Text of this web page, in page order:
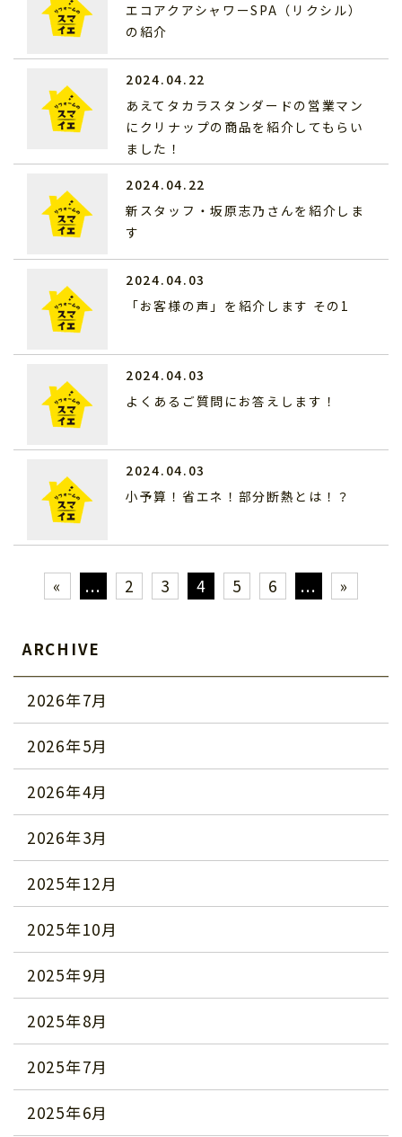
エコアクアシャワーSPA（リクシル）
の紹介
2024.04.22
あえてタカラスタンダードの営業マン
にクリナップの商品を紹介してもらい
ました！
2024.04.22
新スタッフ・坂原志乃さんを紹介しま
す
2024.04.03
「お客様の声」を紹介します その1
2024.04.03
よくあるご質問にお答えします！
2024.04.03
小予算！省エネ！部分断熱とは！？
« ... 2 3 4 5 6 ... »
ARCHIVE
2026年7月
2026年5月
2026年4月
2026年3月
2025年12月
2025年10月
2025年9月
2025年8月
2025年7月
2025年6月